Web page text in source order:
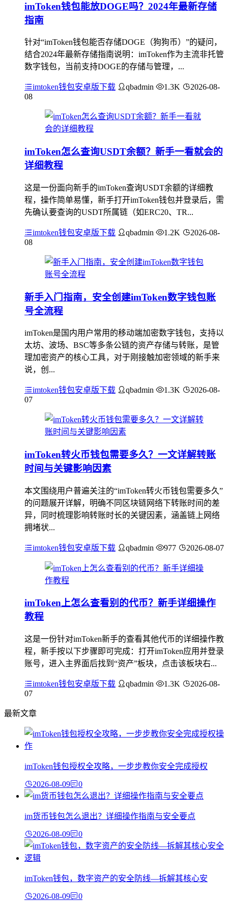
imToken钱包能放DOGE吗？2024年最新存储
指南
针对“imToken钱包能否存储DOGE（狗狗币）”的疑问，
结合2024年最新存储指南说明：imToken作为主流非托管
数字钱包，当前支持DOGE的存储与管理，...
imtoken钱包安卓版下载 qbadmin 1.3K
2026-08-
08
imToken怎么查询USDT余额？新手一看就会的
详细教程
这是一份面向新手的imToken查询USDT余额的详细教
程，操作简单易懂，新手打开imToken钱包并登录后，需
先确认要查询的USDT所属链（如ERC20、TR...
imtoken钱包安卓版下载 qbadmin 1.2K
2026-08-
08
新手入门指南，安全创建imToken数字钱包账
号全流程
imToken是国内用户常用的移动端加密数字钱包，支持以
太坊、波场、BSC等多条公链的资产存储与转账，是管
理加密资产的核心工具，对于刚接触加密领域的新手来
说，创...
imtoken钱包安卓版下载 qbadmin 1.3K
2026-08-
07
imToken转火币钱包需要多久？一文详解转账
时间与关键影响因素
本文围绕用户普遍关注的“imToken转火币钱包需要多久”
的问题展开详解，明确不同区块链网络下转账时间的差
异，同时梳理影响转账时长的关键因素，涵盖链上网络
拥堵状...
imtoken钱包安卓版下载 qbadmin 977 2026-08-07
imToken上怎么查看别的代币？新手详细操作
教程
这是一份针对imToken新手的查看其他代币的详细操作教
程，新手按以下步骤即可完成：打开imToken应用并登录
账号，进入主界面后找到“资产”板块，点击该板块右...
imtoken钱包安卓版下载 qbadmin 1.3K
2026-08-
07
最新文章
imToken钱包授权全攻略，一步步教你安全完成授权
2026-08-09 0
im货币钱包怎么退出？详细操作指南与安全要点
2026-08-09 0
imToken钱包，数字资产的安全防线—拆解其核心安
2026-08-09 0